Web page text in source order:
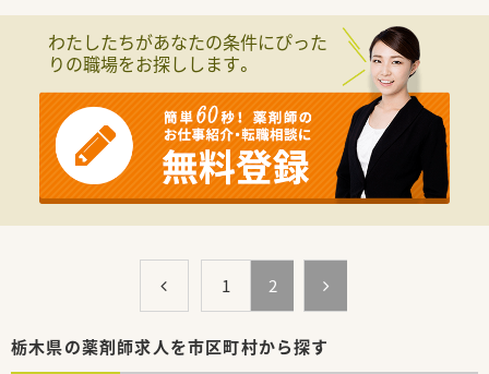
【募集背景と求める人物像について】
■新店の立ち上げを予定していた方の急な退職に伴う欠員補充
のため、店舗の核となる管理薬剤師をすぐにでもお迎えしたい急
募案件です。
■管理薬剤師として責任感を持って店舗運営を担っていただけ
る方や、5年以上の調剤経験を活かして即戦力として動ける方を
求めます。
■年齢については70歳まで幅広く相談を受け付けており、地域
の方々に親しまれる温かい薬局づくりに協力いただける方を歓
迎します。
【求人情報について】
■管理薬剤師候補として年収550万円から600万円を想定してお
■正社員だけでなくパート勤務についても柔軟に相談が可能で
あり、ライフスタイルに合わせた多様な働き方を選択できる求人
わたしたちがあなたの条件にぴった
りの職場をお探しします。
1 2
栃木県の薬剤師求人を市区町村から探す